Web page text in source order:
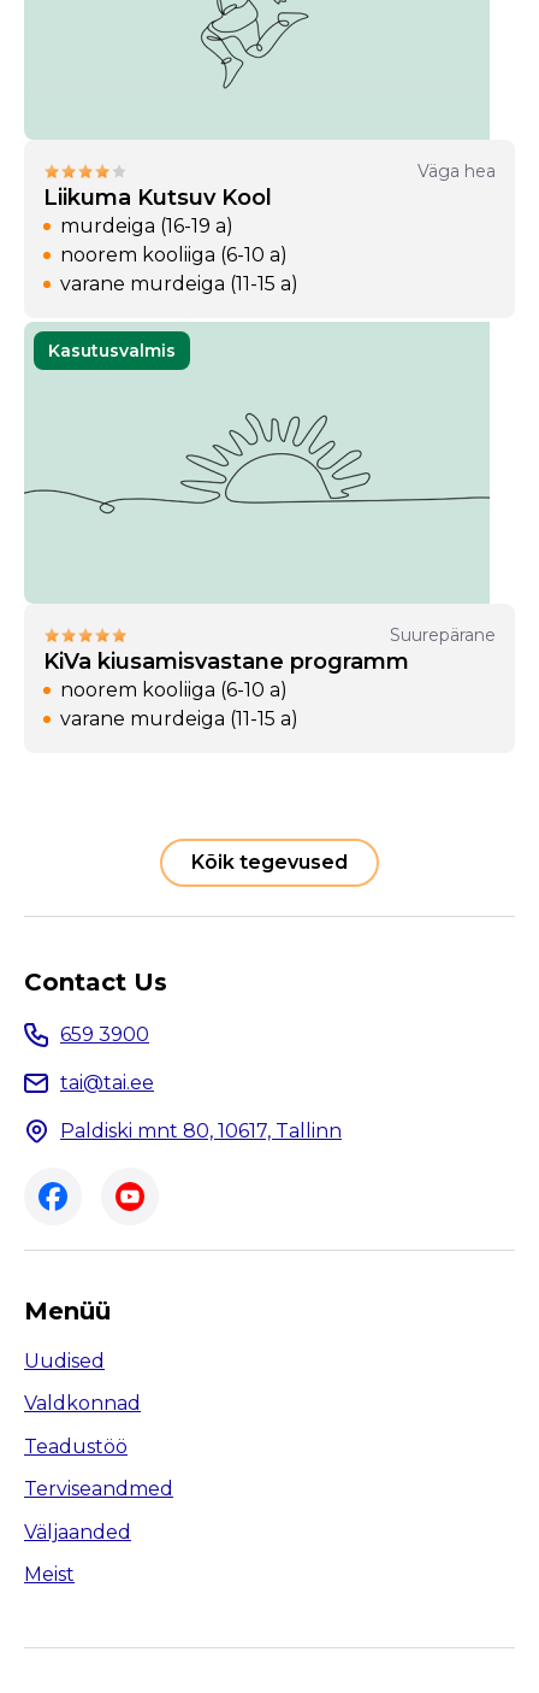
Väga hea
Liikuma Kutsuv Kool
murdeiga (16-19 a)
noorem kooliiga (6-10 a)
varane murdeiga (11-15 a)
Kasutusvalmis
Suurepärane
KiVa kiusamisvastane programm
noorem kooliiga (6-10 a)
varane murdeiga (11-15 a)
Kõik tegevused
Contact Us
659 3900
tai@tai.ee
Paldiski mnt 80, 10617, Tallinn
Menüü
Uudised
Valdkonnad
Teadustöö
Terviseandmed
Väljaanded
Meist